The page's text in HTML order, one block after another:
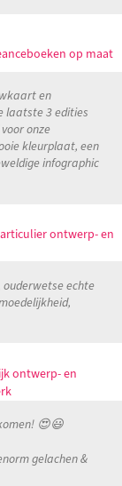
op maat
en
laatste 3 edities
onze
kleurplaat, een
infographic
ontwerp- en
echte
ontwerp- en
😍😃
gelachen &